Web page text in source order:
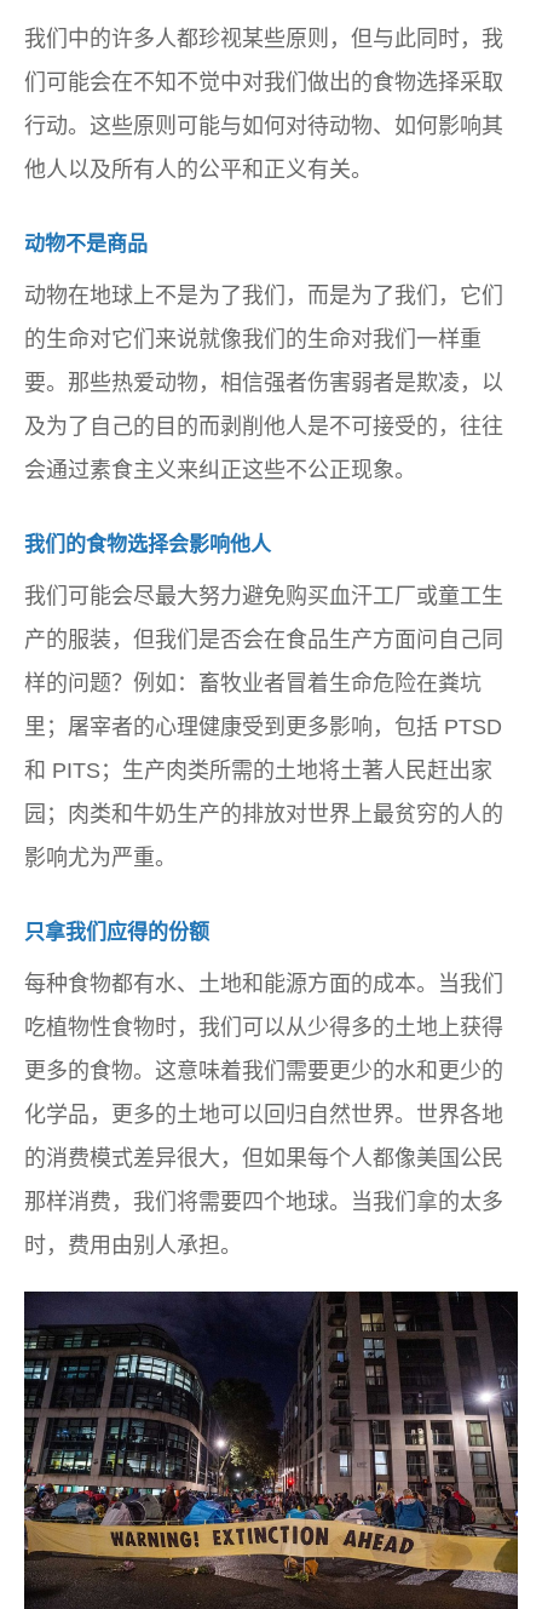
我们中的许多人都珍视某些原则，但与此同时，我
们可能会在不知不觉中对我们做出的食物选择采取
行动。这些原则可能与如何对待动物、如何影响其
他人以及所有人的公平和正义有关。
动物不是商品
动物在地球上不是为了我们，而是为了我们，它们
的生命对它们来说就像我们的生命对我们一样重
要。那些热爱动物，相信强者伤害弱者是欺凌，以
及为了自己的目的而剥削他人是不可接受的，往往
会通过素食主义来纠正这些不公正现象。
我们的食物选择会影响他人
我们可能会尽最大努力避免购买血汗工厂或童工生
产的服装，但我们是否会在食品生产方面问自己同
样的问题？例如：畜牧业者冒着生命危险在粪坑
里；屠宰者的心理健康受到更多影响，包括 PTSD
和 PITS；生产肉类所需的土地将土著人民赶出家
园；肉类和牛奶生产的排放对世界上最贫穷的人的
影响尤为严重。
只拿我们应得的份额
每种食物都有水、土地和能源方面的成本。当我们
吃植物性食物时，我们可以从少得多的土地上获得
更多的食物。这意味着我们需要更少的水和更少的
化学品，更多的土地可以回归自然世界。世界各地
的消费模式差异很大，但如果每个人都像美国公民
那样消费，我们将需要四个地球。当我们拿的太多
时，费用由别人承担。